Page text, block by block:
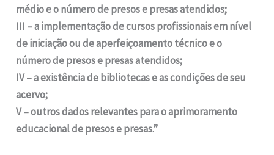
médio e o número de presos e presas atendidos;
III – a implementação de cursos profissionais em nível
de iniciação ou de aperfeiçoamento técnico e o
número de presos e presas atendidos;
IV – a existência de bibliotecas e as condições de seu
acervo;
V – outros dados relevantes para o aprimoramento
educacional de presos e presas.”